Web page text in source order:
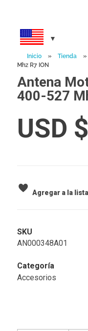
Inicio » Tienda »
Mhz R7 ION
Antena
400-527
USD $
Agregar a la
SKU
AN000348A01
Categoría
Accesorios